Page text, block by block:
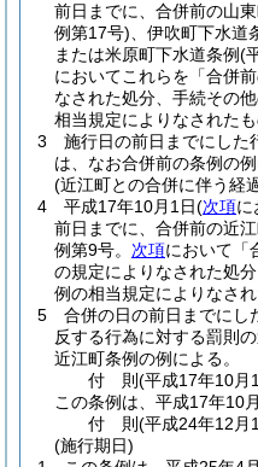
前日までに、合併前の山
例第17号) 、伊吹町下水道
または米原町下水道条例(
においてこれらを「合併
なされた処分、手続その
相当規定によりなされたも
3
施行日の前日までにした
は、なお合併前の条例の例
(近江町との合併に伴う経
4
平成17年10月1日(次項に
前日までに、合併前の近
例第9号。 次項において「
の規定によりなされた処
例の相当規定によりなされ
5
合併の日の前日までにし
反する行為に対する罰則
近江町条例の例による。
付 則(平成17年10月
この条例は、平成17年10
付 則(平成24年12月
(施行期日)